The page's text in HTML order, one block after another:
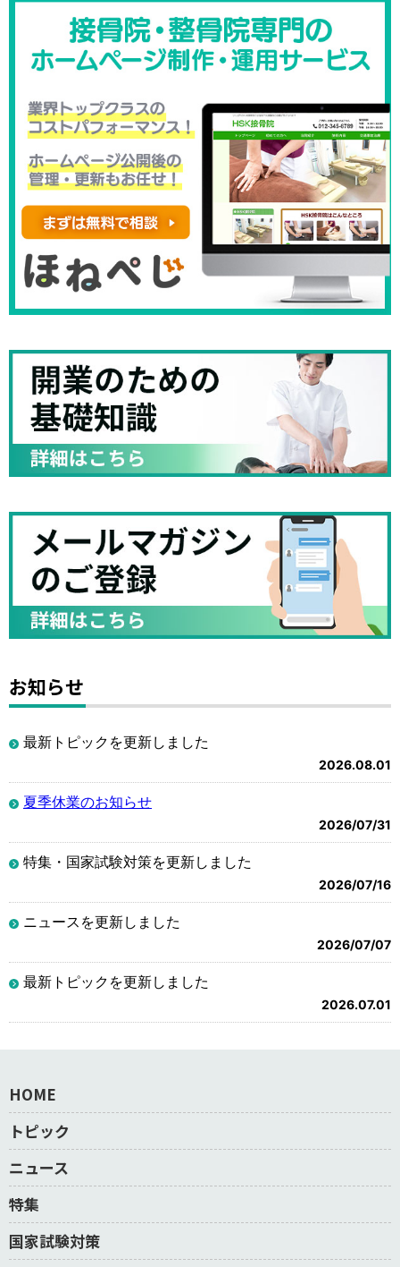
お知らせ
最新トピックを更新しました
2026.08.01
夏季休業のお知らせ
2026/07/31
特集・国家試験対策を更新しました
2026/07/16
ニュースを更新しました
2026/07/07
最新トピックを更新しました
2026.07.01
HOME
トピック
ニュース
特集
国家試験対策